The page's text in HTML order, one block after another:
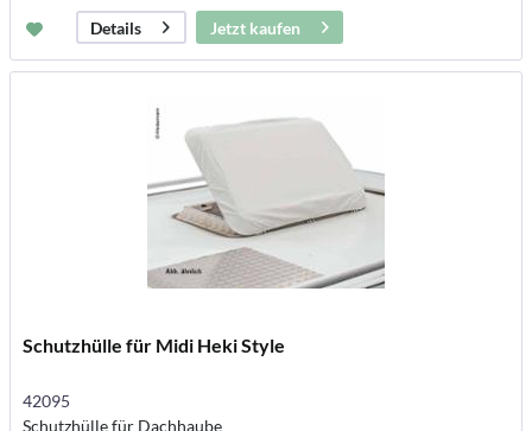
Details
Jetzt kaufen
Schutzhülle für Midi Heki Style
42095
Schutzhülle für Dachhaube